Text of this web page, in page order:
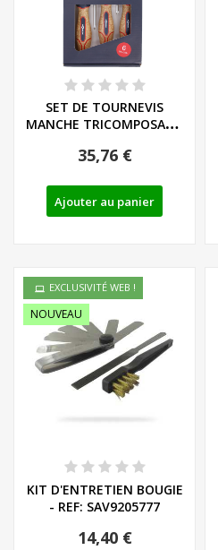
SET DE TOURNEVIS
MANCHE TRICOMPOSANT
35,76 €
Ajouter au panier
EXCLUSIVITÉ WEB !
NOUVEAU
KIT D'ENTRETIEN BOUGIE
- REF: SAV9205777
14,40 €